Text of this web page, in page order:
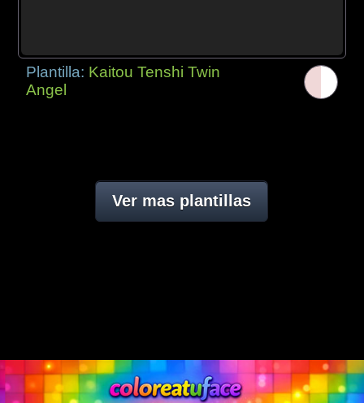
Plantilla: Kaitou Tenshi Twin
Angel
Ver mas plantillas